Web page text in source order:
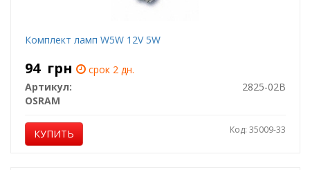
Комплект ламп W5W 12V 5W
94 грн
срок 2 дн.
Артикул:
2825-02B
OSRAM
КУПИТЬ Код: 35009-33